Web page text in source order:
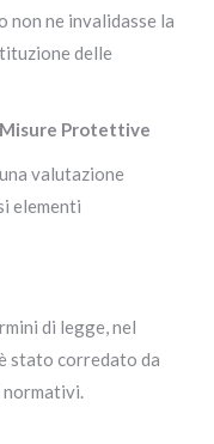
non ne invalidasse la
delle
Misure Protettive
valutazione
elementi
di legge, nel
stato corredato da
normativi.